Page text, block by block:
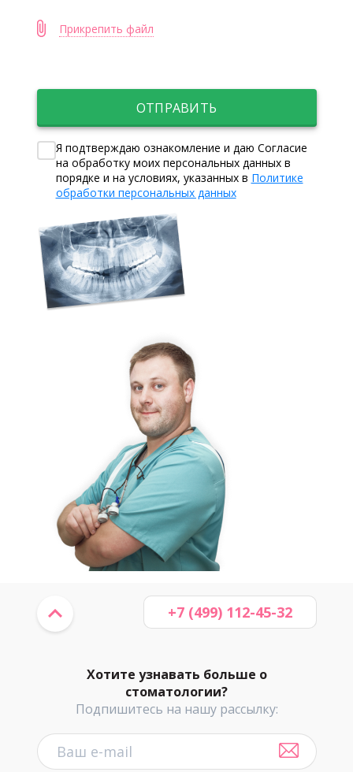
Прикрепить файл
ОТПРАВИТЬ
Я подтверждаю ознакомление и даю Согласие
на обработку моих персональных данных в
порядке и на условиях, указанных в Политике
обработки персональных данных
Хотите узнавать больше о
стоматологии?
Подпишитесь на нашу рассылку:
+7 (499) 112-45-32